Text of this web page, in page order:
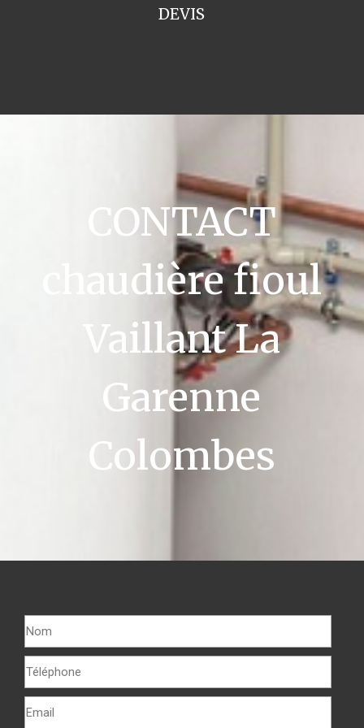
DEVIS
CONTACT
chaudière fioul
Vaillant La
Garenne
Colombes